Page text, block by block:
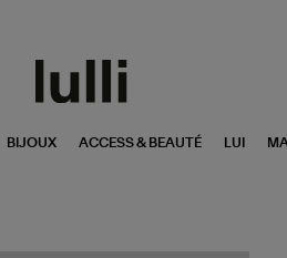
BIJOUX ACCESS & BEAUTÉ LUI